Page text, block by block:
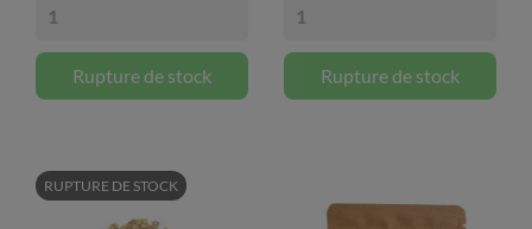
Rupture de stock Rupture de stock
RUPTURE DE STOCK